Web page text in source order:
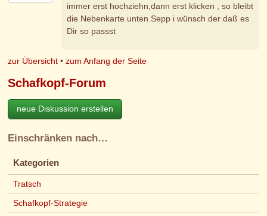
immer erst hochziehn,dann erst klicken , so bleibt
die Nebenkarte unten.Sepp i wünsch der daß es
Dir so passst
zur Übersicht •zum Anfang der Seite
Schafkopf-Forum
neue Diskussion erstellen
Einschränken nach…
Kategorien
Tratsch
Schafkopf-Strategie